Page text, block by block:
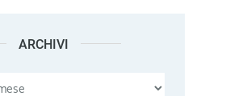
ARCHIVI Archivi